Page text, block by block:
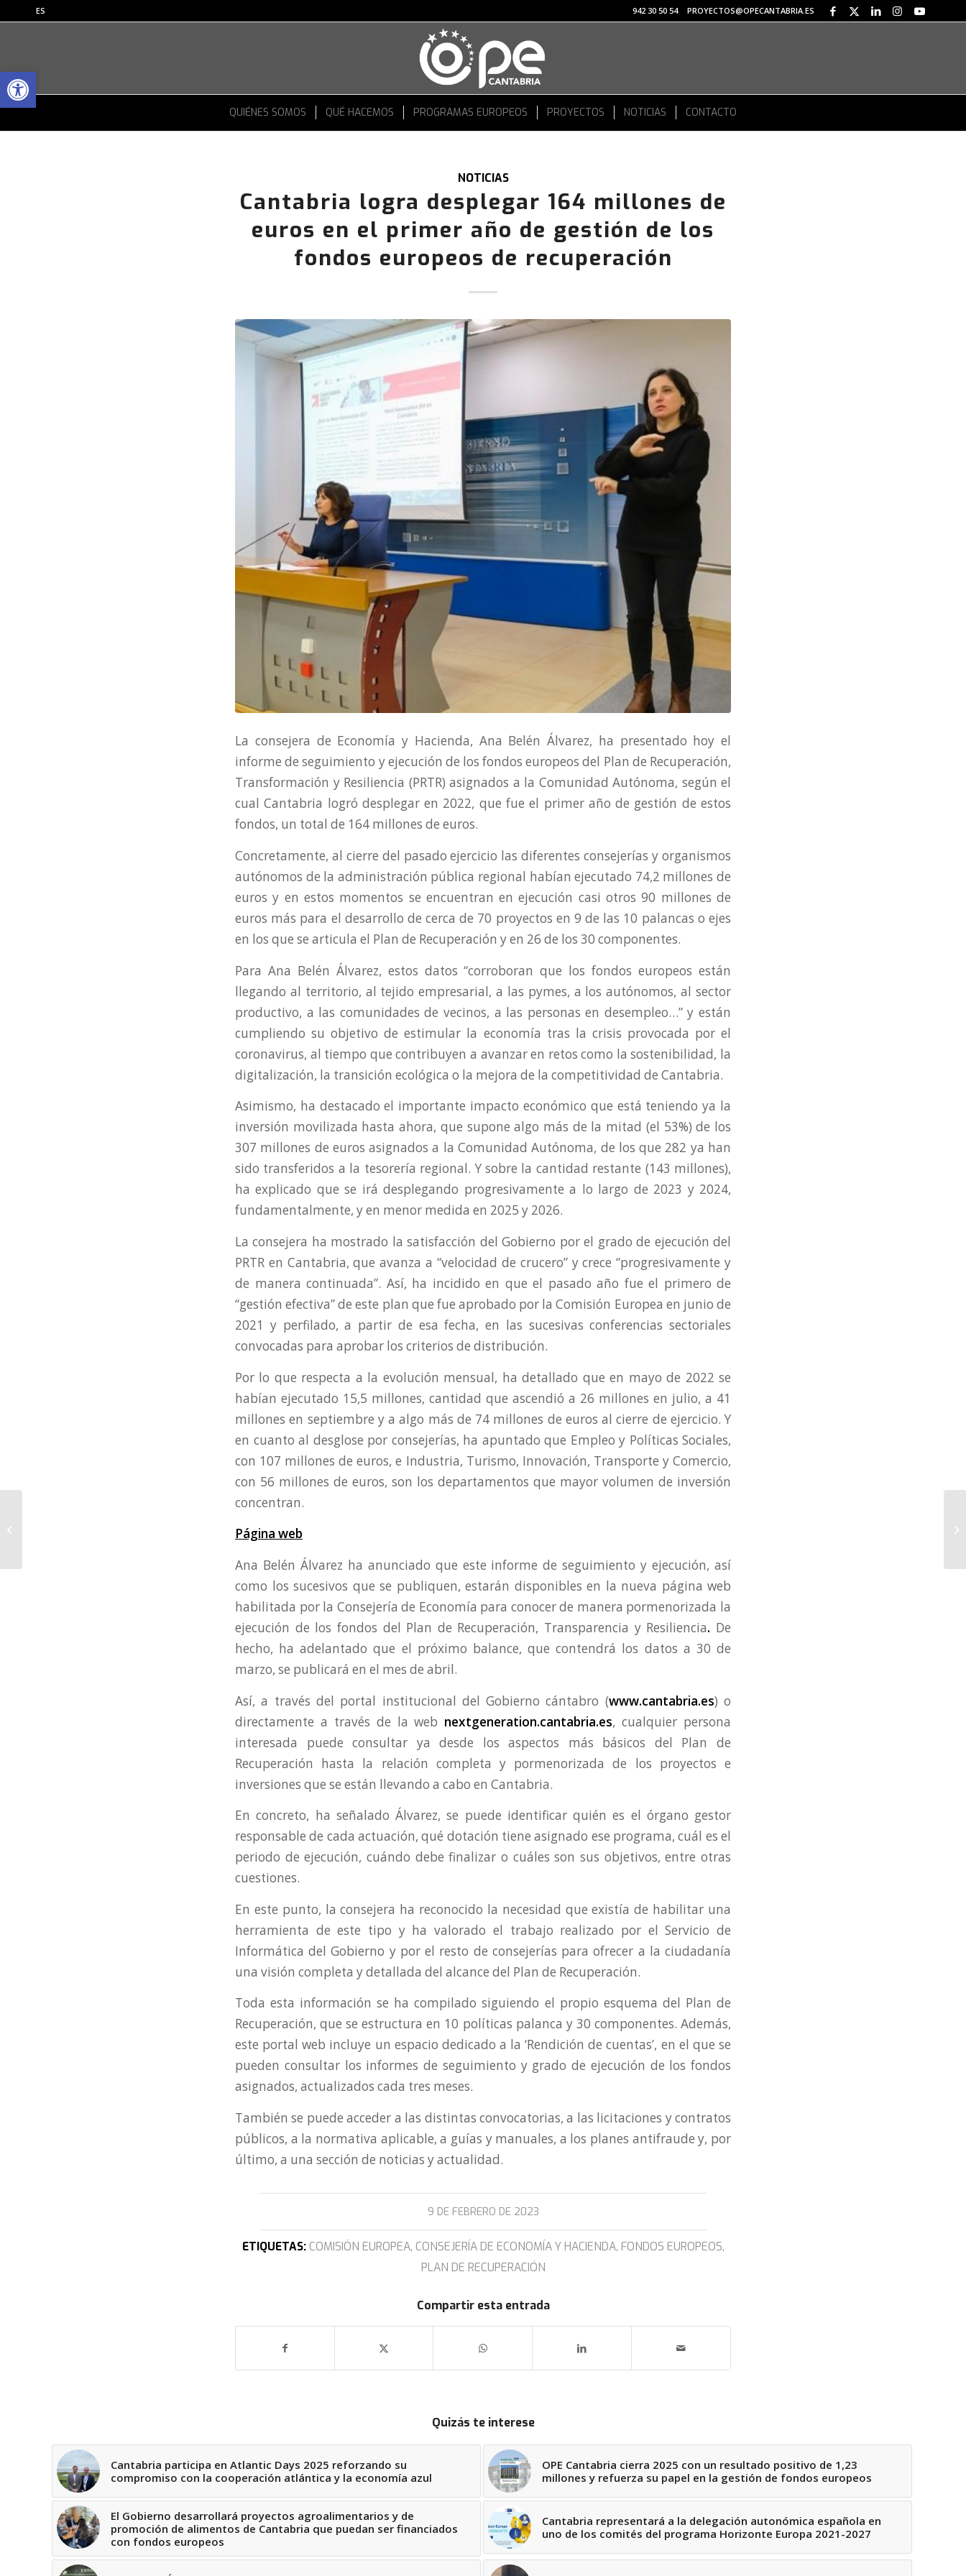
Abrir barra de herramientas
ES 942 30 50 54 PROYECTOS@OPECANTABRIA.ES
QUIÉNES SOMOS QUÉ HACEMOS PROGRAMAS EUROPEOS PROYECTOS NOTICIAS CONTACTO
NOTICIAS
Cantabria logra desplegar 164 millones de
euros en el primer año de gestión de los
fondos europeos de recuperación
La consejera de Economía y Hacienda, Ana Belén Álvarez, ha presentado hoy el
informe de seguimiento y ejecución de los fondos europeos del Plan de Recuperación,
Transformación y Resiliencia (PRTR) asignados a la Comunidad Autónoma, según el
cual Cantabria logró desplegar en 2022, que fue el primer año de gestión de estos
fondos, un total de 164 millones de euros.
Concretamente, al cierre del pasado ejercicio las diferentes consejerías y organismos
autónomos de la administración pública regional habían ejecutado 74,2 millones de
euros y en estos momentos se encuentran en ejecución casi otros 90 millones de
euros más para el desarrollo de cerca de 70 proyectos en 9 de las 10 palancas o ejes
en los que se articula el Plan de Recuperación y en 26 de los 30 componentes.
Para Ana Belén Álvarez, estos datos “corroboran que los fondos europeos están
llegando al territorio, al tejido empresarial, a las pymes, a los autónomos, al sector
productivo, a las comunidades de vecinos, a las personas en desempleo…” y están
cumpliendo su objetivo de estimular la economía tras la crisis provocada por el
coronavirus, al tiempo que contribuyen a avanzar en retos como la sostenibilidad, la
digitalización, la transición ecológica o la mejora de la competitividad de Cantabria.
Asimismo, ha destacado el importante impacto económico que está teniendo ya la
inversión movilizada hasta ahora, que supone algo más de la mitad (el 53%) de los
307 millones de euros asignados a la Comunidad Autónoma, de los que 282 ya han
sido transferidos a la tesorería regional. Y sobre la cantidad restante (143 millones),
ha explicado que se irá desplegando progresivamente a lo largo de 2023 y 2024,
fundamentalmente, y en menor medida en 2025 y 2026.
La consejera ha mostrado la satisfacción del Gobierno por el grado de ejecución del
PRTR en Cantabria, que avanza a “velocidad de crucero” y crece “progresivamente y
de manera continuada”. Así, ha incidido en que el pasado año fue el primero de
“gestión efectiva” de este plan que fue aprobado por la Comisión Europea en junio de
2021 y perfilado, a partir de esa fecha, en las sucesivas conferencias sectoriales
convocadas para aprobar los criterios de distribución.
Por lo que respecta a la evolución mensual, ha detallado que en mayo de 2022 se
habían ejecutado 15,5 millones, cantidad que ascendió a 26 millones en julio, a 41
millones en septiembre y a algo más de 74 millones de euros al cierre de ejercicio. Y
en cuanto al desglose por consejerías, ha apuntado que Empleo y Políticas Sociales,
con 107 millones de euros, e Industria, Turismo, Innovación, Transporte y Comercio,
con 56 millones de euros, son los departamentos que mayor volumen de inversión
concentran.
Página web
Ana Belén Álvarez ha anunciado que este informe de seguimiento y ejecución, así
como los sucesivos que se publiquen, estarán disponibles en la nueva página web
habilitada por la Consejería de Economía para conocer de manera pormenorizada la
ejecución de los fondos del Plan de Recuperación, Transparencia y Resiliencia. De
hecho, ha adelantado que el próximo balance, que contendrá los datos a 30 de
marzo, se publicará en el mes de abril.
Así, a través del portal institucional del Gobierno cántabro (www.cantabria.es) o
directamente a través de la web nextgeneration.cantabria.es, cualquier persona
interesada puede consultar ya desde los aspectos más básicos del Plan de
Recuperación hasta la relación completa y pormenorizada de los proyectos e
inversiones que se están llevando a cabo en Cantabria.
En concreto, ha señalado Álvarez, se puede identificar quién es el órgano gestor
responsable de cada actuación, qué dotación tiene asignado ese programa, cuál es el
periodo de ejecución, cuándo debe finalizar o cuáles son sus objetivos, entre otras
cuestiones.
En este punto, la consejera ha reconocido la necesidad que existía de habilitar una
herramienta de este tipo y ha valorado el trabajo realizado por el Servicio de
Informática del Gobierno y por el resto de consejerías para ofrecer a la ciudadanía
una visión completa y detallada del alcance del Plan de Recuperación.
Toda esta información se ha compilado siguiendo el propio esquema del Plan de
Recuperación, que se estructura en 10 políticas palanca y 30 componentes. Además,
este portal web incluye un espacio dedicado a la ‘Rendición de cuentas’, en el que se
pueden consultar los informes de seguimiento y grado de ejecución de los fondos
asignados, actualizados cada tres meses.
También se puede acceder a las distintas convocatorias, a las licitaciones y contratos
públicos, a la normativa aplicable, a guías y manuales, a los planes antifraude y, por
último, a una sección de noticias y actualidad.
9 DE FEBRERO DE 2023
ETIQUETAS: COMISIÓN EUROPEA, CONSEJERÍA DE ECONOMÍA Y HACIENDA, FONDOS EUROPEOS,
PLAN DE RECUPERACIÓN
Compartir esta entrada
Quizás te interese
Cantabria participa en Atlantic Days 2025 reforzando su
compromiso con la cooperación atlántica y la economía azul
OPE Cantabria cierra 2025 con un resultado positivo de 1,23
millones y refuerza su papel en la gestión de fondos europeos
El Gobierno desarrollará proyectos agroalimentarios y de
promoción de alimentos de Cantabria que puedan ser financiados
con fondos europeos
Cantabria representará a la delegación autonómica española en
uno de los comités del programa Horizonte Europa 2021-2027